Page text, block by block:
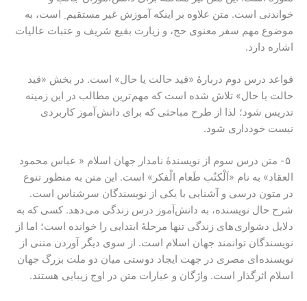
خواندنی است. متن علاوه بر اینکه آموزش غیر مستقیم ِ است، به
موضوع مهم سفر معنوی حج، و زیارت بقیع شریف و عتبات عالیات
اشاره دارد.
قواعد درس دوم دربارۀ «قید حالت یا حال» است. در بخش «قید
حالت یا حال» تلاش شده است که مهم ترین مطالب در این زمینه
تدریس شود؛ لذا از طرح مباحثی که برای دانش آموز کاربردی
نیست خودداری شود.
۵- متن درس سوم از نویسندۀ نامدار جهان اسلام « عباس محمود
العقاد» به نام «اَلْکتُب طَعام الْفکر» است. این متن به منظور تنوع
در متون درسی و آشنایی با یکی از نویسندگان سرشناس است.
شرح حال نویسنده، به دانش‌آموز درس زندگی می دهد. کسی که به
دلایل دشواری های زندگی تنها مرحلۀ ابتدایی را خوانده است؛ اما از
نویسندگان توانمند جهان اسلام است. از سوی دیگر آوردن متنی از
نویسنده ای مصری در جهت ایجاد دوستی میان دو ملت بزرگ جهان
اسلام اثرگذار است. واژگان و عبارات متن در اوج زیبایی هستند.